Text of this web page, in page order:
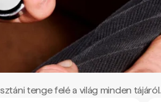
tenge felé a világ minden tájáról.